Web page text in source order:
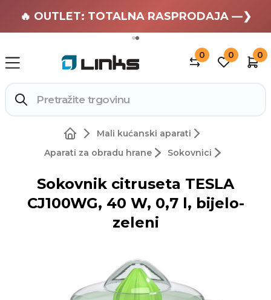
🏄 Zaslužuješ odmor —❯
🔥 OUTLET: TOTALNA RASPRODAJA —❯
0 0 0
Mali kućanski aparati
Aparati za obradu hrane
Sokovnici
Sokovnik citruseta TESLA
CJ100WG, 40 W, 0,7 l, bijelo-
zeleni